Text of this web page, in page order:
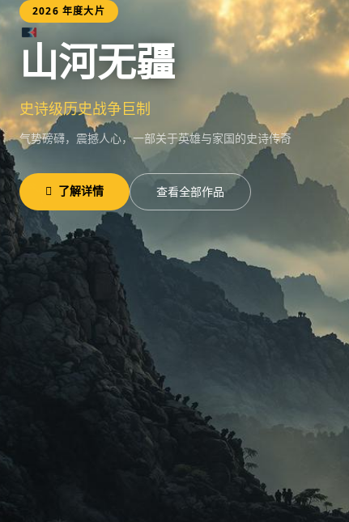
跳过导航
茄子视频2026 年度大片
山河无疆
史诗级历史战争巨制
气势磅礴，震撼人心，一部关于英雄与家国的史诗传奇
了解详情 查看全部作品